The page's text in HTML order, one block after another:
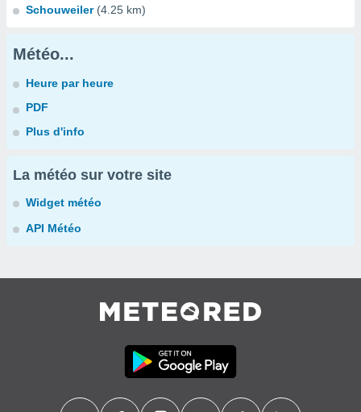
Schouweiler (4.25 km)
Météo...
Heure par heure
PDF
Plus d'info
La météo sur votre site
Widget météo
API Météo